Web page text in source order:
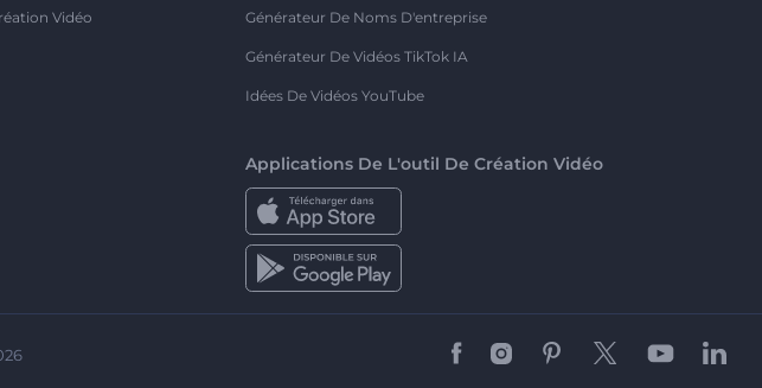
Vidéo Générateur De Noms D'entreprise
Générateur De Vidéos TikTok IA
Idées De Vidéos YouTube
Applications De L'outil De Création Vidéo